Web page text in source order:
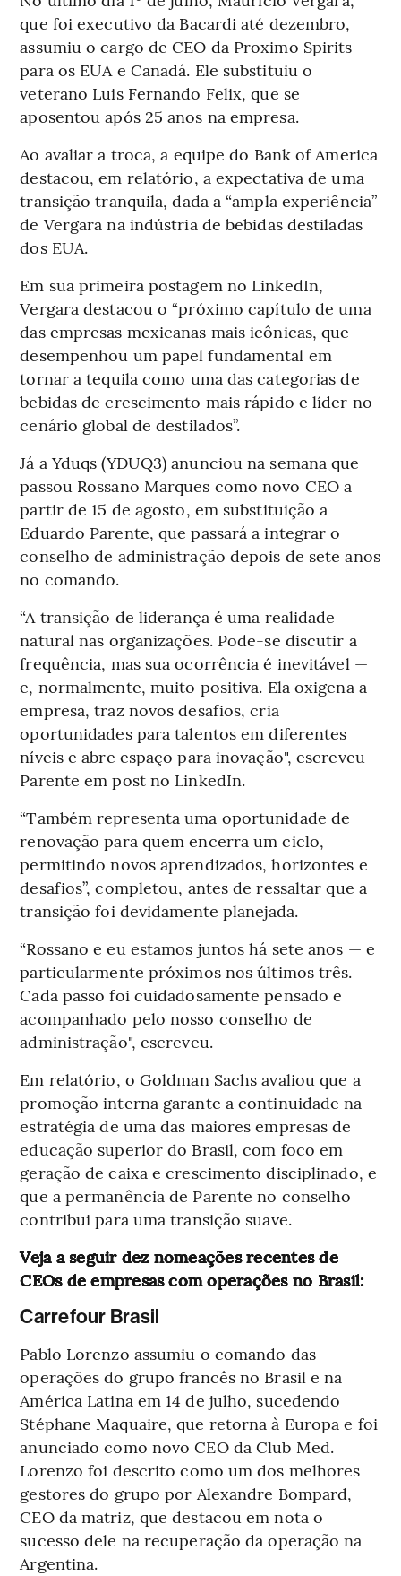
que foi executivo da Bacardi até dezembro,
assumiu o cargo de CEO da Proximo Spirits
para os EUA e Canadá. Ele substituiu o
veterano Luis Fernando Felix, que se
aposentou após 25 anos na empresa.
Ao avaliar a troca, a equipe do Bank of America
destacou, em relatório, a expectativa de uma
transição tranquila, dada a “ampla experiência”
de Vergara na indústria de bebidas destiladas
dos EUA.
Em sua primeira postagem no LinkedIn,
Vergara destacou o “próximo capítulo de uma
das empresas mexicanas mais icônicas, que
desempenhou um papel fundamental em
tornar a tequila como uma das categorias de
bebidas de crescimento mais rápido e líder no
cenário global de destilados”.
Já a Yduqs (YDUQ3) anunciou na semana que
passou Rossano Marques como novo CEO a
partir de 15 de agosto, em substituição a
Eduardo Parente, que passará a integrar o
conselho de administração depois de sete anos
no comando.
“A transição de liderança é uma realidade
natural nas organizações. Pode-se discutir a
frequência, mas sua ocorrência é inevitável —
e, normalmente, muito positiva. Ela oxigena a
empresa, traz novos desafios, cria
oportunidades para talentos em diferentes
níveis e abre espaço para inovação", escreveu
Parente em post no LinkedIn.
“Também representa uma oportunidade de
renovação para quem encerra um ciclo,
permitindo novos aprendizados, horizontes e
desafios”, completou, antes de ressaltar que a
transição foi devidamente planejada.
“Rossano e eu estamos juntos há sete anos — e
particularmente próximos nos últimos três.
Cada passo foi cuidadosamente pensado e
acompanhado pelo nosso conselho de
administração", escreveu.
Em relatório, o Goldman Sachs avaliou que a
promoção interna garante a continuidade na
estratégia de uma das maiores empresas de
educação superior do Brasil, com foco em
geração de caixa e crescimento disciplinado, e
que a permanência de Parente no conselho
contribui para uma transição suave.
Veja a seguir dez nomeações recentes de
CEOs de empresas com operações no Brasil:
Carrefour Brasil
Pablo Lorenzo assumiu o comando das
operações do grupo francês no Brasil e na
América Latina em 14 de julho, sucedendo
Stéphane Maquaire, que retorna à Europa e foi
anunciado como novo CEO da Club Med.
Lorenzo foi descrito como um dos melhores
gestores do grupo por Alexandre Bompard,
CEO da matriz, que destacou em nota o
sucesso dele na recuperação da operação na
Argentina.